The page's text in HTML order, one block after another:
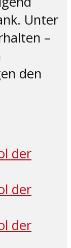
Unter
–
den